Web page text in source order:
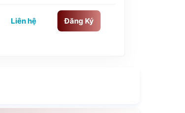
Liên hệ Đăng Ký